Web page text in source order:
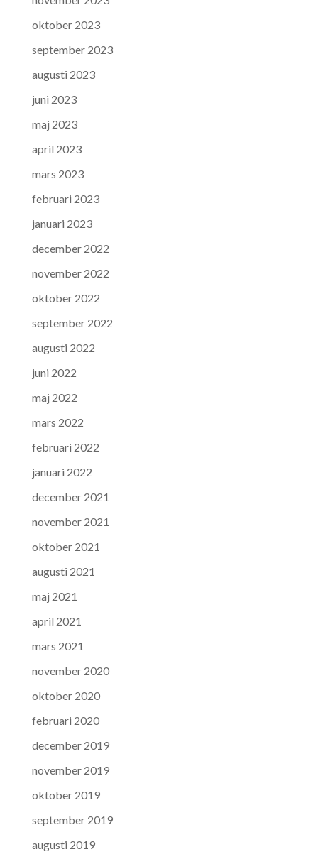
oktober 2023
september 2023
augusti 2023
juni 2023
maj 2023
april 2023
mars 2023
februari 2023
januari 2023
december 2022
november 2022
oktober 2022
september 2022
augusti 2022
juni 2022
maj 2022
mars 2022
februari 2022
januari 2022
december 2021
november 2021
oktober 2021
augusti 2021
maj 2021
april 2021
mars 2021
november 2020
oktober 2020
februari 2020
december 2019
november 2019
oktober 2019
september 2019
augusti 2019